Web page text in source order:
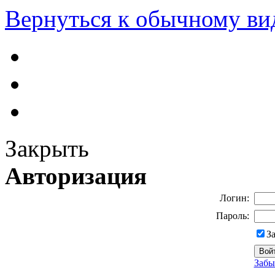
Вернуться к обычному
Закрыть
Авторизация
Логин:
Пароль: